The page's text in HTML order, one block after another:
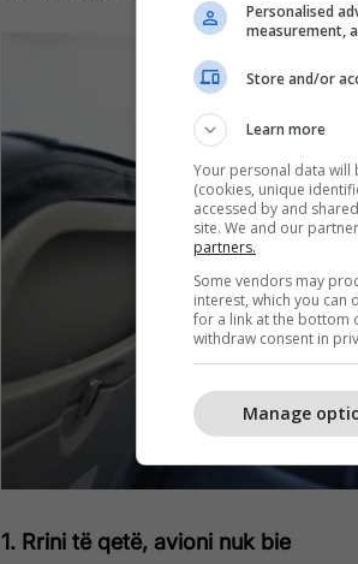
1. Rrini të qetë, avioni nuk bie
Personalised
measurement,
Store and/or
Learn more
Your personal data
(cookies, unique
accessed by and
site. We and our
partners.
Some vendors may
interest, which you
for a link at the bottom
withdraw consent in
Manage